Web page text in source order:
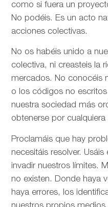
como si fuera un
No podéis. Es un acto
acciones colectivas.
No os habéis unido a
colectiva, ni creasteis la
mercados. No conocéis
o los códigos no
nuestra sociedad más
obtenerse por
Proclamáis que hay
necesitáis resolver.
invadir nuestros límites.
no existen. Donde haya
haya errores, los